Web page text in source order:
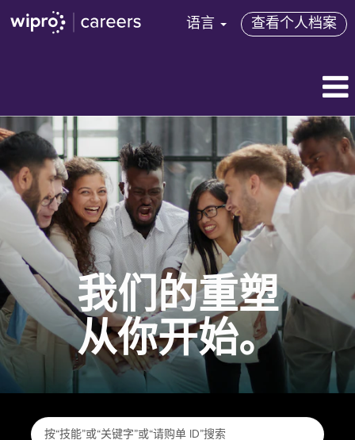
语言 查看个人档案
我们的重塑
从你开始。